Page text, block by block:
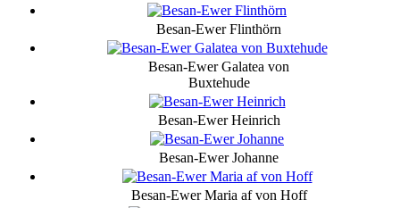
Besan-Ewer Flinthörn
Besan-Ewer Galatea von
Buxtehude
Besan-Ewer Heinrich
Besan-Ewer Johanne
Besan-Ewer Maria af von Hoff